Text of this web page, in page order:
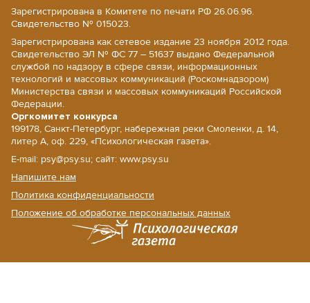
Зарегистрирована в Комитете по печати РФ 26.06.96.
Свидетельство № 015023.
Зарегистрирована как сетевое издание 23 ноября 2012 года.
Свидетельство ЭЛ № ФС 77 – 51637 выдано Федеральной
службой по надзору в сфере связи, информационных
технологий и массовых коммуникаций (Роскомнадзором)
Министерства связи и массовых коммуникаций Российской
Федерации.
Оргкомитет конкурса
199178, Санкт-Петербург, набережная реки Смоленки, д. 14,
литер А, оф. 229, «Психологическая газета».
E-mail: psy@psy.su; сайт: www.psy.su
Напишите нам
Политика конфиденциальности
Положение об обработке персональных данных